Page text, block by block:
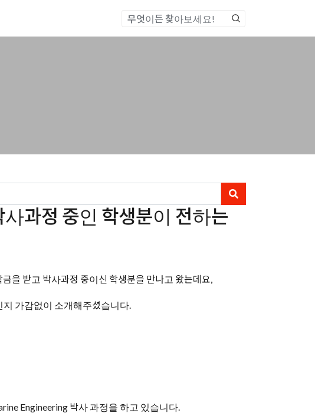
통합검색
과정 중인 학생분이 전하는
을 받고 박사과정 중이신 학생분을 만나고 왔는데요,
지 가감없이 소개해주셨습니다.
Engineering 박사 과정을 하고 있습니다.